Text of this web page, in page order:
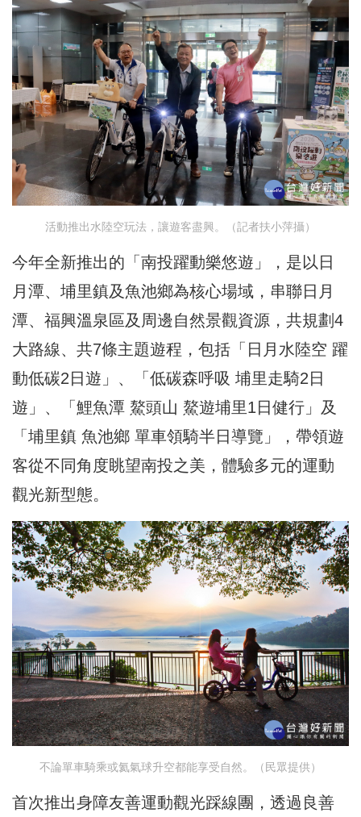
活動推出水陸空玩法，讓遊客盡興。（記者扶小萍攝）
今年全新推出的「南投躍動樂悠遊」，是以日
月潭、埔里鎮及魚池鄉為核心場域，串聯日月
潭、福興溫泉區及周邊自然景觀資源，共規劃4
大路線、共7條主題遊程，包括「日月水陸空 躍
動低碳2日遊」、「低碳森呼吸 埔里走騎2日
遊」、「鯉魚潭 鰲頭山 鰲遊埔里1日健行」及
「埔里鎮 魚池鄉 單車領騎半日導覽」，帶領遊
客從不同角度眺望南投之美，體驗多元的運動
觀光新型態。
不論單車騎乘或氦氣球升空都能享受自然。（民眾提供）
首次推出身障友善運動觀光踩線團，透過良善